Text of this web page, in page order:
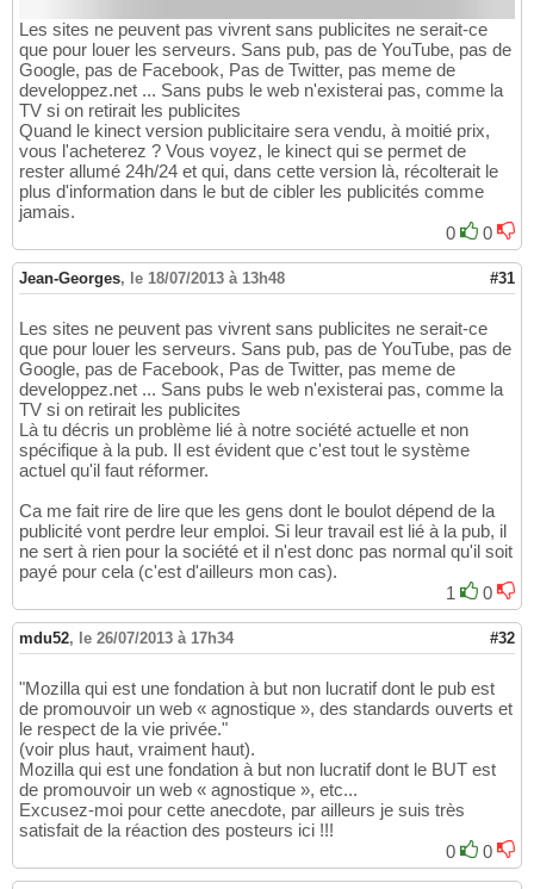
Les sites ne peuvent pas vivrent sans publicites ne serait-ce
que pour louer les serveurs. Sans pub, pas de YouTube, pas de
Google, pas de Facebook, Pas de Twitter, pas meme de
developpez.net ... Sans pubs le web n'existerai pas, comme la
TV si on retirait les publicites
Quand le kinect version publicitaire sera vendu, à moitié prix,
vous l'acheterez ? Vous voyez, le kinect qui se permet de
rester allumé 24h/24 et qui, dans cette version là, récolterait le
plus d'information dans le but de cibler les publicités comme
jamais.
0
0
Jean-Georges, le 18/07/2013 à 13h48 #31
Les sites ne peuvent pas vivrent sans publicites ne serait-ce
que pour louer les serveurs. Sans pub, pas de YouTube, pas de
Google, pas de Facebook, Pas de Twitter, pas meme de
developpez.net ... Sans pubs le web n'existerai pas, comme la
TV si on retirait les publicites
Là tu décris un problème lié à notre société actuelle et non
spécifique à la pub. Il est évident que c'est tout le système
actuel qu'il faut réformer.
Ca me fait rire de lire que les gens dont le boulot dépend de la
publicité vont perdre leur emploi. Si leur travail est lié à la pub, il
ne sert à rien pour la société et il n'est donc pas normal qu'il soit
payé pour cela (c'est d'ailleurs mon cas).
1
0
mdu52, le 26/07/2013 à 17h34 #32
"Mozilla qui est une fondation à but non lucratif dont le pub est
de promouvoir un web « agnostique », des standards ouverts et
le respect de la vie privée."
(voir plus haut, vraiment haut).
Mozilla qui est une fondation à but non lucratif dont le BUT est
de promouvoir un web « agnostique », etc...
Excusez-moi pour cette anecdote, par ailleurs je suis très
satisfait de la réaction des posteurs ici !!!
0
0